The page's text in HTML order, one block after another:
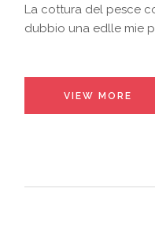
La cottura del pesce
dubbio una edlle mie
VIEW MORE